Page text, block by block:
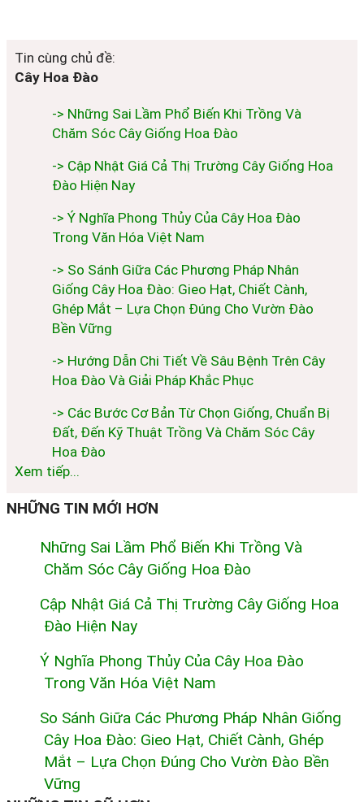
Tin cùng chủ đề:
Cây Hoa Đào
-> Những Sai Lầm Phổ Biến Khi Trồng Và
Chăm Sóc Cây Giống Hoa Đào
-> Cập Nhật Giá Cả Thị Trường Cây Giống Hoa
Đào Hiện Nay
-> Ý Nghĩa Phong Thủy Của Cây Hoa Đào
Trong Văn Hóa Việt Nam
-> So Sánh Giữa Các Phương Pháp Nhân
Giống Cây Hoa Đào: Gieo Hạt, Chiết Cành,
Ghép Mắt – Lựa Chọn Đúng Cho Vườn Đào
Bền Vững
-> Hướng Dẫn Chi Tiết Về Sâu Bệnh Trên Cây
Hoa Đào Và Giải Pháp Khắc Phục
-> Các Bước Cơ Bản Từ Chọn Giống, Chuẩn Bị
Đất, Đến Kỹ Thuật Trồng Và Chăm Sóc Cây
Hoa Đào
Xem tiếp...
NHỮNG TIN MỚI HƠN
Những Sai Lầm Phổ Biến Khi Trồng Và
Chăm Sóc Cây Giống Hoa Đào
Cập Nhật Giá Cả Thị Trường Cây Giống Hoa
Đào Hiện Nay
Ý Nghĩa Phong Thủy Của Cây Hoa Đào
Trong Văn Hóa Việt Nam
So Sánh Giữa Các Phương Pháp Nhân Giống
Cây Hoa Đào: Gieo Hạt, Chiết Cành, Ghép
Mắt – Lựa Chọn Đúng Cho Vườn Đào Bền
Vững